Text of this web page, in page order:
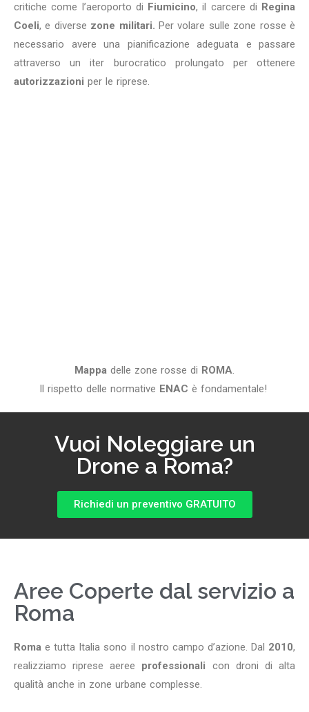
critiche come l’aeroporto di Fiumicino, il carcere di Regina
Coeli, e diverse zone militari. Per volare sulle zone rosse è
necessario avere una pianificazione adeguata e passare
attraverso un iter burocratico prolungato per ottenere
autorizzazioni per le riprese.
Mappa delle zone rosse di ROMA.
Il rispetto delle normative ENAC è fondamentale!
Vuoi Noleggiare un
Drone a Roma?
Richiedi un preventivo GRATUITO
Aree Coperte dal servizio a
Roma
Romae tutta Italia sono il nostro campo d’azione. Dal 2010,
realizziamo riprese aeree professionali con droni di alta
qualità anche in zone urbane complesse.